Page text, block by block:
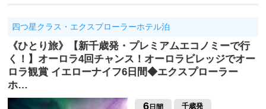
四つ星クラス・エクスプローラーホテル泊
《ひとり旅》【新千歳発・プレミアムエコノミーで行
く！】オーロラ4回チャンス！オーロラビレッジでオー
ロラ観賞 イエローナイフ6日間◆エクスプローラー
ホ…
6 千歳発